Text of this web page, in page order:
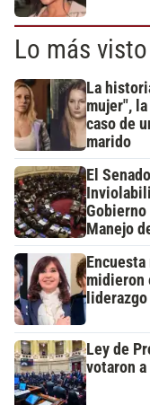
Lo más visto
La
mujer",
caso de
marido
El
Gobierno
Manejo
midieron
Ley de
votaron